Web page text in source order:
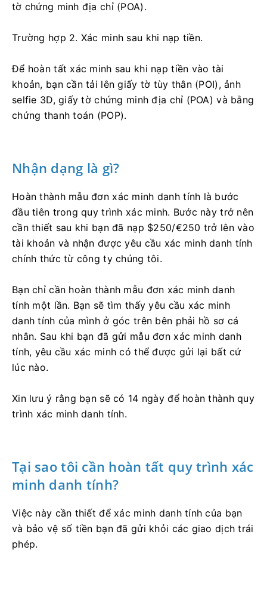
tờ chứng minh địa chỉ (POA).
Trường hợp 2. Xác minh sau khi nạp tiền.
Để hoàn tất xác minh sau khi nạp tiền vào tài
khoản, bạn cần tải lên giấy tờ tùy thân (POI), ảnh
selfie 3D, giấy tờ chứng minh địa chỉ (POA) và bằng
chứng thanh toán (POP).
Nhận dạng là gì?
Hoàn thành mẫu đơn xác minh danh tính là bước
đầu tiên trong quy trình xác minh. Bước này trở nên
cần thiết sau khi bạn đã nạp $250/€250 trở lên vào
tài khoản và nhận được yêu cầu xác minh danh tính
chính thức từ công ty chúng tôi.
Bạn chỉ cần hoàn thành mẫu đơn xác minh danh
tính một lần. Bạn sẽ tìm thấy yêu cầu xác minh
danh tính của mình ở góc trên bên phải hồ sơ cá
nhân. Sau khi bạn đã gửi mẫu đơn xác minh danh
tính, yêu cầu xác minh có thể được gửi lại bất cứ
lúc nào.
Xin lưu ý rằng bạn sẽ có 14 ngày để hoàn thành quy
trình xác minh danh tính.
Tại sao tôi cần hoàn tất quy trình xác
minh danh tính?
Việc này cần thiết để xác minh danh tính của bạn
và bảo vệ số tiền bạn đã gửi khỏi các giao dịch trái
phép.